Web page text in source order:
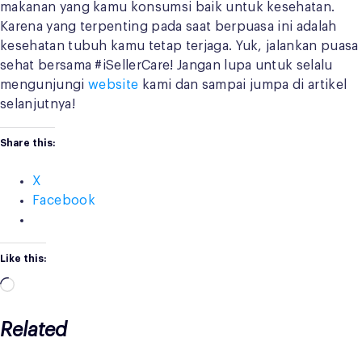
makanan yang kamu konsumsi baik untuk kesehatan.
Karena yang terpenting pada saat berpuasa ini adalah
kesehatan tubuh kamu tetap terjaga. Yuk, jalankan puasa
sehat bersama #iSellerCare! Jangan lupa untuk selalu
mengunjungi website kami dan sampai jumpa di artikel
selanjutnya!
Share this:
X
Facebook
Like this:
Loading…
Related